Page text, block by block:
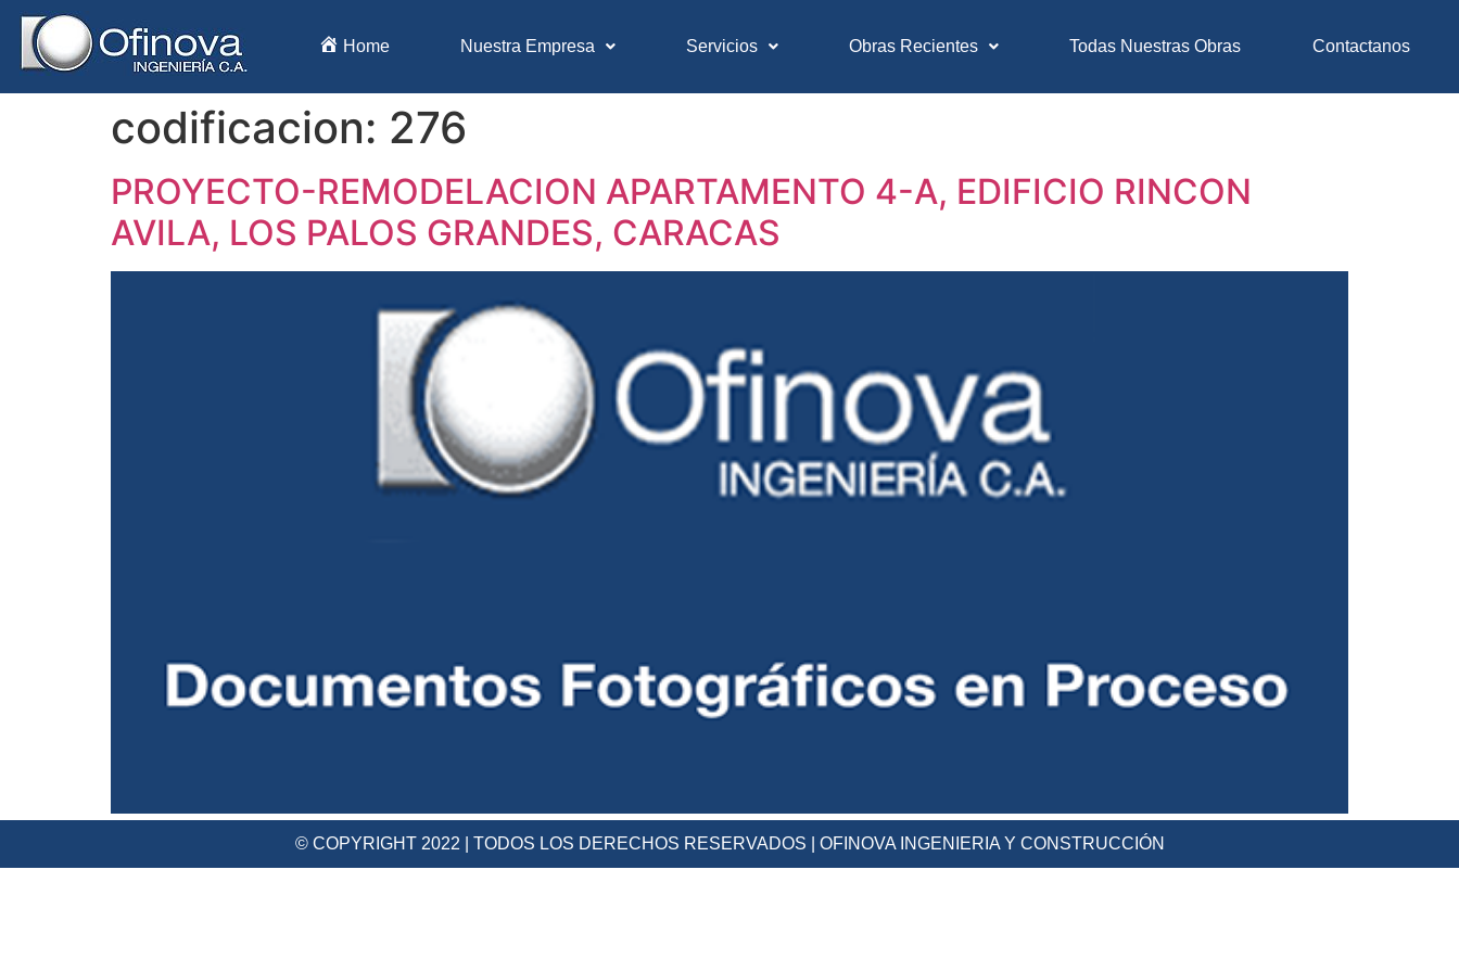
Home Nuestra Empresa Servicios Obras Recientes Todas Nuestras Obras Contactanos
codificacion: 276
PROYECTO-REMODELACION APARTAMENTO 4-A, EDIFICIO RINCON
AVILA, LOS PALOS GRANDES, CARACAS
© COPYRIGHT 2022 | TODOS LOS DERECHOS RESERVADOS | OFINOVA INGENIERIA Y CONSTRUCCIÓN